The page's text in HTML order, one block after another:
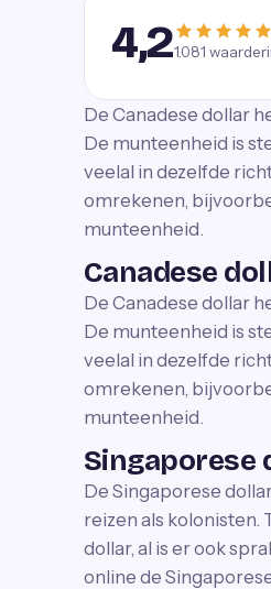
4,21.081
De Canadese dollar
De munteenheid is
veelal in dezelfde
omrekenen,
munteenheid.
Canadese
De Canadese dollar
De munteenheid is
veelal in dezelfde
omrekenen,
munteenheid.
Singaporese
De Singaporese
reizen als kolonisten.
dollar, al is er ook
online de